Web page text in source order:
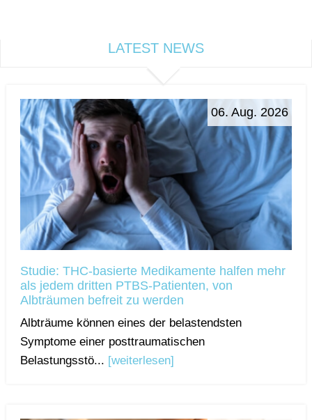
LATEST NEWS
06. Aug. 2026
Studie: THC-basierte Medikamente halfen mehr
als jedem dritten PTBS-Patienten, von
Albträumen befreit zu werden
Albträume können eines der belastendsten
Symptome einer posttraumatischen
Belastungsstö... [weiterlesen]